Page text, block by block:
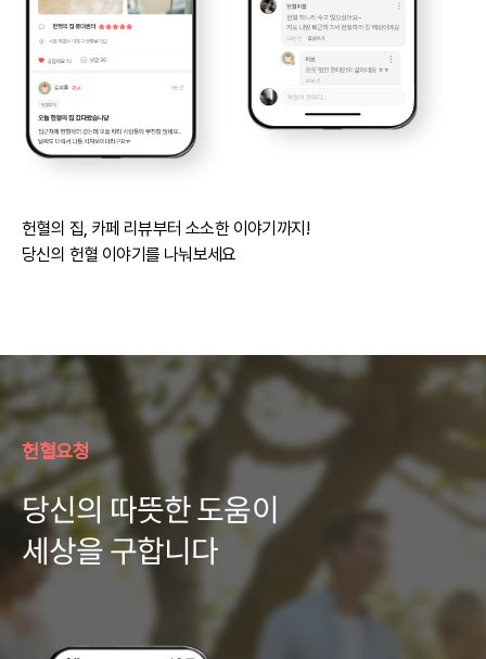
헌혈의 집, 카페 리뷰부터 소소한 이야기까지!
당신의 헌혈 이야기를 나눠보세요
헌혈요청
당신의 따뜻한 도움이
세상을 구합니다